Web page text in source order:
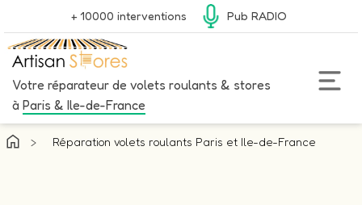
+ 10000 interventions Pub RADIO
Votre réparateur de volets roulants & stores
à Paris & Ile-de-France
> Réparation volets roulants Paris et Ile-de-France